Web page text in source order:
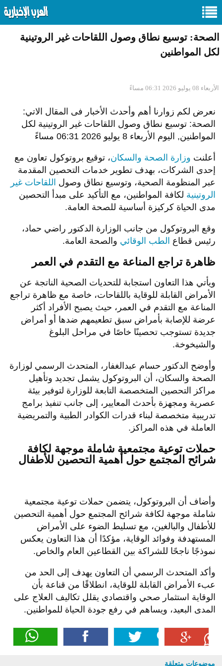
الصحة: توسيع نطاق وصول اللقاحات غير الروتينية
لكل المواطنين
الأربعاء 08 يوليو 2026 06:31 مساءً
نعرض لكم زوارنا أهم وأحدث الأخبار فى المقال الاتي:
الصحة: توسيع نطاق وصول اللقاحات غير الروتينية لكل
المواطنين, اليوم الأربعاء 8 يوليو 2026 06:31 مساءً
أعلنت وزارة الصحة والسكان، توقيع بروتوكول تعاون مع
إحدى الشركات، بهدف تطوير خدمات التحصين المقدمة
عبر المنظومة الصحية، وتوسيع نطاق وصول اللقاحات غير
الروتينية لكافة المواطنين، مع التأكيد على مبدأ التحصين
مدى الحياة كركيزة أساسية للصحة العامة.
وقع البروتوكول من جانب الوزارة الدكتور راضي حماد،
رئيس قطاع الطب الوقائي والصحة العامة.
ظاهرة تراجع المناعة مع التقدم في العمر
ويأتي هذا التعاون استجابة للتحديات الصحية الناتجة عن
الأمراض القابلة للوقاية باللقاحات، خاصة مع ظاهرة تراجع
المناعة مع التقدم في العمر، حيث يصبح الأفراد أكثر
عرضة للإصابة بأمراض سبق تطعيمهم ضدها أو أمراض
جديدة تستوجب تحصينًا خاصًا في مراحل البلوغ
والشيخوخة.
وأوضح الدكتور حسام عبدالغفار، المتحدث الرسمي لوزارة
الصحة والسكان، أن البروتوكول يشمل تجديد وتأهيل
مراكز التحصين المتخصصة التابعة للوزارة لتوفير بيئة
عصرية ومجهزة بأحدث المعايير، إلى جانب تنفيذ برامج
تدريبية متخصصة لبناء قدرات الكوادر الطبية والتمريضية
العاملة في هذه المراكز.
حملات توعية مجتمعية شاملة موجهة لكافة
شرائح المجتمع حول أهمية التحصين للأطفال
وأضاف أن البروتوكول، يتضمن حملات توعية مجتمعية
شاملة موجهة لكافة شرائح المجتمع حول أهمية التحصين
للأطفال والبالغين، مع تسليط الضوء على الأمراض
المستهدفة وفوائد الوقاية، مؤكدًا أن هذا التعاون يعكس
نموذجًا ناجحًا للشراكة بين القطاعين العام والخاص.
وأكد المتحدث الرسمي أن التعاون يهدف إلى الحد من
عبء الأمراض القابلة للوقاية، انطلاقًا من قناعة بأن
الوقاية استثمار صحي واقتصادي يقلل تكاليف العلاج على
المدى البعيد، ويساهم في رفع جودة الحياة للمواطنين.
موضوعات متعلقة